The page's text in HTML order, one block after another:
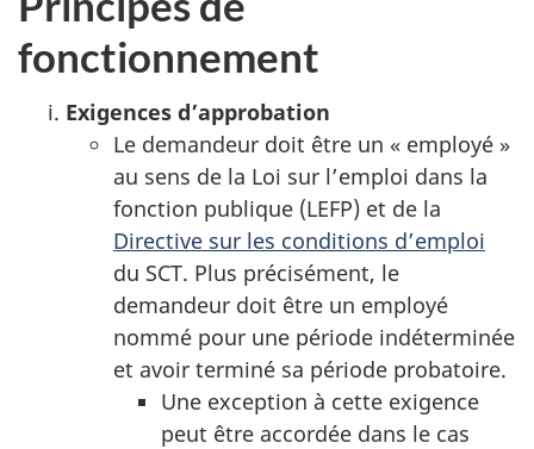
fonctionnement
Exigences d’approbation
Le demandeur doit être un « employé »
au sens de la Loi sur l’emploi dans la
fonction publique (LEFP) et de la
Directive sur les conditions d’emploi
du SCT. Plus précisément, le
demandeur doit être un employé
nommé pour une période indéterminée
et avoir terminé sa période probatoire.
Une exception à cette exigence
peut être accordée dans le cas